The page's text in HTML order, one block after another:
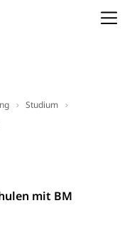
Studium
mit BM
Kinderhort,